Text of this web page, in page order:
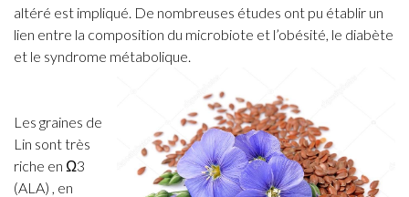
altéré est impliqué. De nombreuses études ont pu établir un
lien entre la composition du microbiote et l’obésité, le diabète
et le syndrome métabolique.
Les graines de
Lin sont très
riche en Ω3
(ALA) , en